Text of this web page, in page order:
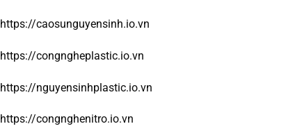
https://caosunguyensinh.io.vn
https://congngheplastic.io.vn
https://nguyensinhplastic.io.vn
https://congnghenitro.io.vn